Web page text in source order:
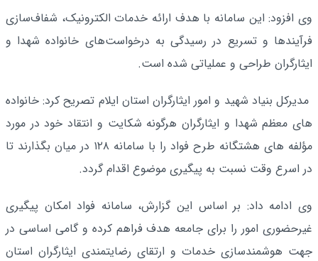
وی افزود: این سامانه با هدف ارائه خدمات الکترونیک، شفاف‌سازی
فرآیندها و تسریع در رسیدگی به درخواست‌های خانواده شهدا و
ایثارگران طراحی و عملیاتی شده است.
مدیرکل بنیاد شهید و امور ایثارگران استان ایلام تصریح کرد: خانواده
های معظم شهدا و ایثارگران هرگونه شکایت و انتقاد خود در مورد
مؤلفه های هشتگانه طرح فواد را با سامانه ۱۲۸ در میان بگذارند تا
در اسرع وقت نسبت به پیگیری موضوع اقدام گردد.
وی ادامه داد: بر اساس این گزارش، سامانه فواد امکان پیگیری
غیرحضوری امور را برای جامعه هدف فراهم کرده و گامی اساسی در
جهت هوشمندسازی خدمات و ارتقای رضایتمندی ایثارگران استان